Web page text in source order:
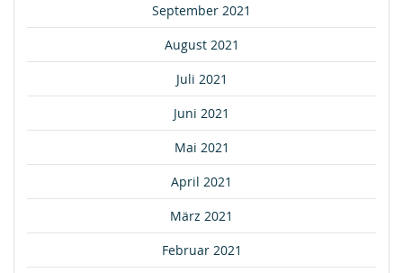
September 2021
August 2021
Juli 2021
Juni 2021
Mai 2021
April 2021
März 2021
Februar 2021